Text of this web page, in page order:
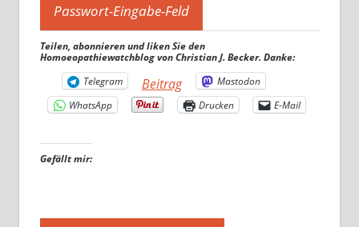
Teilen, abonnieren und liken Sie den
Homoeopathiewatchblog von Christian J. Becker. Danke:
Telegram
Beitrag
Mastodon
WhatsApp
Drucken E-Mail
Gefällt mir: